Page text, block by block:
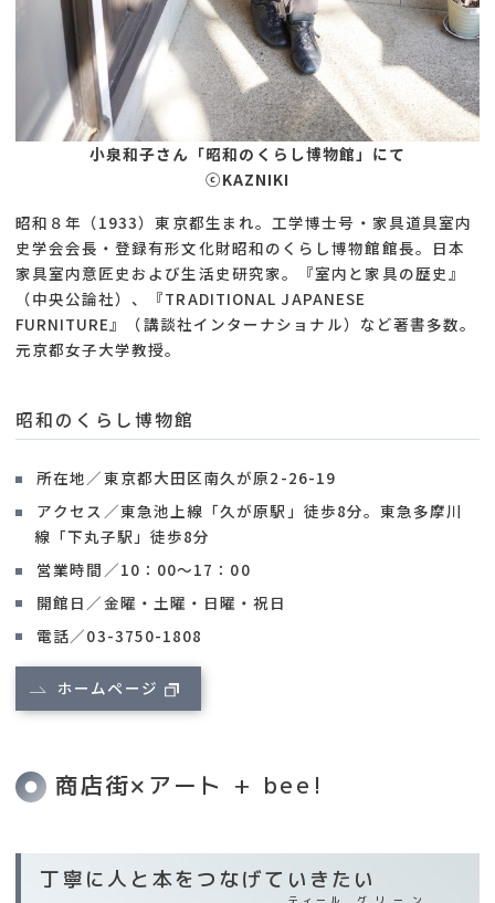
小泉和子さん「昭和のくらし博物館」にて
ⓒKAZNIKI
昭和８年（1933）東京都生まれ。工学博士号・家具道具室内
史学会会長・登録有形文化財昭和のくらし博物館館長。日本
家具室内意匠史および生活史研究家。『室内と家具の歴史』
（中央公論社）、『TRADITIONAL JAPANESE
FURNITURE』（講談社インターナショナル）など著書多数。
元京都女子大学教授。
昭和のくらし博物館
所在地／東京都大田区南久が原2-26-19
アクセス／東急池上線「久が原駅」徒歩8分。東急多摩川
線「下丸子駅」徒歩8分
営業時間／10：00～17：00
開館日／金曜・土曜・日曜・祝日
電話／03-3750-1808
ホームページ
商店街×アート + bee!
丁寧に人と本をつなげていきたい
ティール グリーン